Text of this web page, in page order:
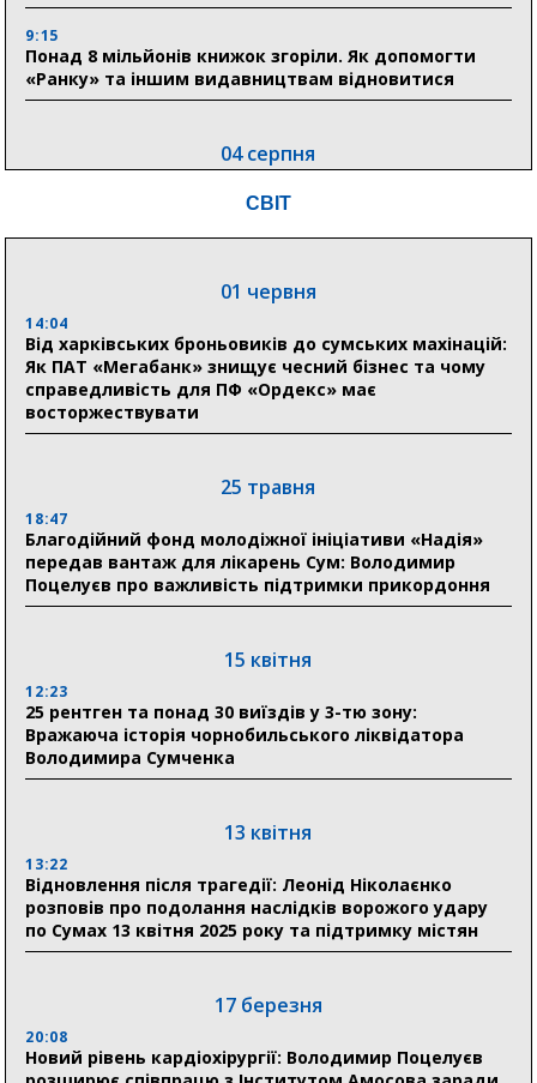
9:15
Понад 8 мільйонів книжок згоріли. Як допомогти
«Ранку» та іншим видавництвам відновитися
04 серпня
Пенсійний фонд Сумщини спрямував 0,2 млрд грн
18:54
Романько розширює програму відпочинку дітей із
прифронтової Сумщини: перша група оздоровилася
в Австрії
Ніколаєнко: у Сумах погодили 115 компенсацій на
відновлення житла майже на 6,6 млн грн
31 липня
Сумщини пояснив, як отримати допомогу на зиму
17:52
«Укрексімбанк» припиняє виплату пенсій: у
Пенсійному фонді Сумщини пояснили, що робити
людям
відзнаки «Почесного громадянина міста Суми»
30 липня
Сумська клінічна лікарня Святого Пантелеймона
здобула головну відзнаку в медичній сфері України
18:33
СВІТ
01 червня
14:04
Від харківських броньовиків до сумських махінацій:
Як ПАТ «Мегабанк» знищує чесний бізнес та чому
справедливість для ПФ «Ордекс» має
восторжествувати
25 травня
18:47
Благодійний фонд молодіжної ініціативи «Надія»
передав вантаж для лікарень Сум: Володимир
Поцелуєв про важливість підтримки прикордоння
15 квітня
12:23
25 рентген та понад 30 виїздів у 3-тю зону:
Вражаюча історія чорнобильського ліквідатора
Володимира Сумченка
13 квітня
13:22
Відновлення після трагедії: Леонід Ніколаєнко
розповів про подолання наслідків ворожого удару
по Сумах 13 квітня 2025 року та підтримку містян
17 березня
20:08
Новий рівень кардіохірургії: Володимир Поцелуєв